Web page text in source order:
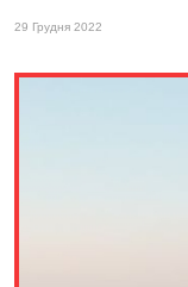
29 Грудня 2022